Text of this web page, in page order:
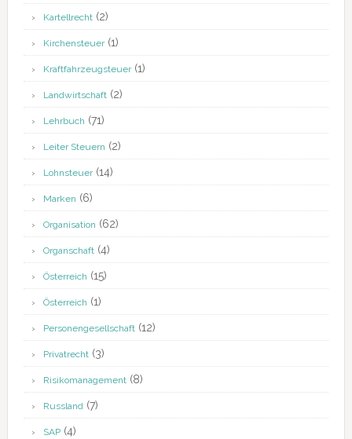
Kartellrecht(2)
Kirchensteuer(1)
Kraftfahrzeugsteuer(1)
Landwirtschaft(2)
Lehrbuch (71)
Leiter Steuern (2)
Lohnsteuer(14)
Marken (6)
Organisation (62)
Organschaft(4)
Österreich (15)
Österreich (1)
Personengesellschaft(12)
Privatrecht(3)
Risikomanagement(8)
Russland(7)
SAP(4)